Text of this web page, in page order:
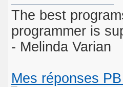
The best
programmer is
- Melinda Varian
Mes réponses